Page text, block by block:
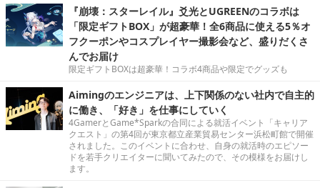
『崩壊：スターレイル』爻光とUGREENのコラボは
「限定ギフトBOX」が超豪華！全6商品に使える5％オ
フクーポンやコスプレイヤー撮影会など、盛りだくさ
んでお届け
限定ギフトBOXは超豪華！コラボ4商品や限定でグッズも
Aimingのエンジニアは、上下関係のない社内で自主的
に働き、「好き」を仕事にしていく
4GamerとGame*Sparkの合同による就活イベント「キャリア
クエスト」の第4回が東京都立産業貿易センター浜松町館で開催
されました。このイベントに合わせ、自身の就活時のエピソー
ドを若手クリエイターに聞いてみたので、その模様をお届けし
ます。